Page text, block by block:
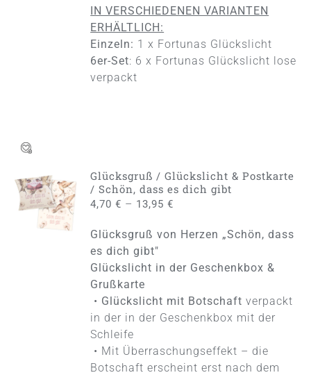
IN VERSCHIEDENEN VARIANTEN
ERHÄLTLICH:
Einzeln: 1 x Fortunas Glückslicht
6er-Set: 6 x Fortunas Glückslicht lose
verpackt
AUSFÜHRUNG
WÄHLEN
DIESES
PRODUKT
MEHRERE
VARIANTEN
OPTIONEN
PRODUKTSEITE
/
DETAILS
Glücksgruß / Glückslicht & Postkarte
/ Schön, dass es dich gibt
4,70€ – 13,95€
Glücksgruß von Herzen „Schön, dass
es dich gibt"
Glückslicht in der Geschenkbox &
Grußkarte
• Glückslicht mit Botschaft verpackt
in der in der Geschenkbox mit der
Schleife
• Mit Überraschungseffekt – die
Botschaft erscheint erst nach dem